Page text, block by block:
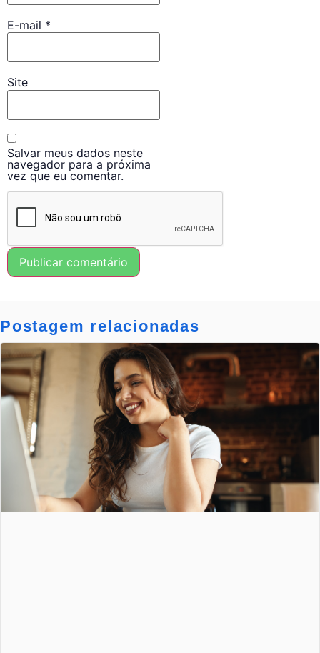
E-mail *
Site
Salvar meus dados neste
navegador para a próxima
vez que eu comentar.
Postagem relacionadas